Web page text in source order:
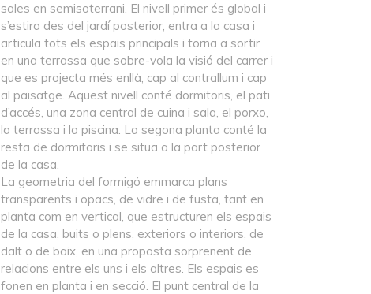
sales en semisoterrani. El nivell primer és global i
s’estira des del jardí posterior, entra a la casa i
articula tots els espais principals i torna a sortir
en una terrassa que sobre-vola la visió del carrer i
que es projecta més enllà, cap al contrallum i cap
al paisatge. Aquest nivell conté dormitoris, el pati
d’accés, una zona central de cuina i sala, el porxo,
la terrassa i la piscina. La segona planta conté la
resta de dormitoris i se situa a la part posterior
de la casa.
La geometria del formigó emmarca plans
transparents i opacs, de vidre i de fusta, tant en
planta com en vertical, que estructuren els espais
de la casa, buits o plens, exteriors o interiors, de
dalt o de baix, en una proposta sorprenent de
relacions entre els uns i els altres. Els espais es
fonen en planta i en secció. El punt central de la